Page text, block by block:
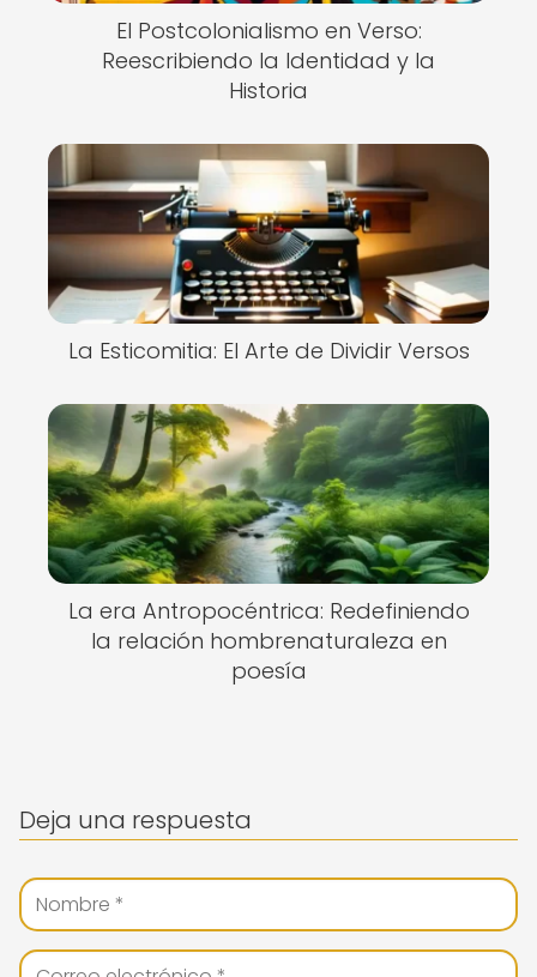
El Postcolonialismo en Verso:
Reescribiendo la Identidad y la
Historia
La Esticomitia: El Arte de Dividir Versos
La era Antropocéntrica: Redefiniendo
la relación hombrenaturaleza en
poesía
Deja una respuesta